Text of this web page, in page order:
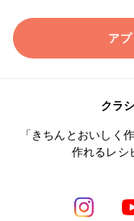
ア
クラ
「きちんとおいしく
作れるレシ